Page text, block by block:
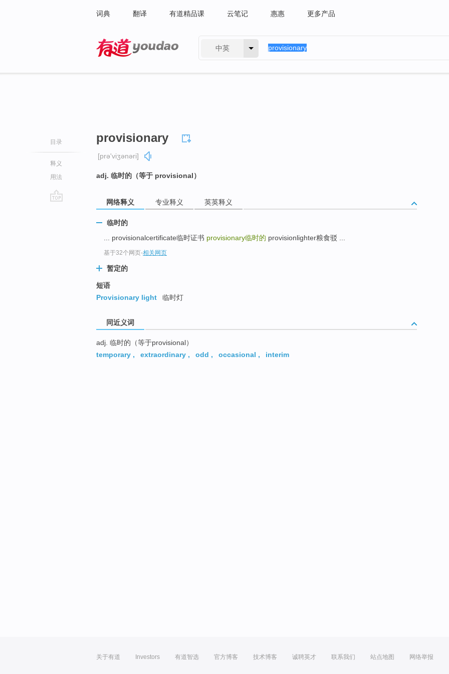
词典 翻译 有道精品课 云笔记 惠惠 更多产品
中英
目录
释义
用法
provisionary
[prə'viʒənəri]
adj. 临时的（等于 provisional）
网络释义 专业释义 英英释义
临时的
... provisionalcertificate临时证书 provisionary临时的 provisionlighter粮食驳 ...
基于32个网页-相关网页
暂定的
短语
Provisionary light
临时灯
同近义词
adj. 临时的（等于provisional）
temporary , extraordinary , odd , occasional , interim
关于有道 Investors 有道智选 官方博客 技术博客 诚聘英才 联系我们 站点地图 网络举报